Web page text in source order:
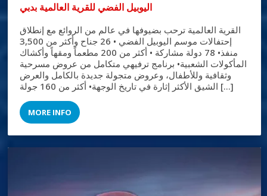
اليوبيل الفضي للقرية العالمية بدبي
القرية العالمية ترحب بضيوفها في عالم من الروائع مع إنطلاق
إحتفالات موسم اليوبيل الفضي • 26 جناح وأكثر من 3,500
منفذ• 78 دولة مشاركة • أكثر من 200 مطعماً ومقهاً وأكشاك
المأكولات الشعبية• برنامج ترفيهي متكامل من عروض مسرحية
وثقافية وللأطفال، وعروض متجولة جديدة بالكامل والعرض
الشيق الأكثر إثارة في تاريخ الوجهة• أكثر من 160 جولة […]
MORE INFO